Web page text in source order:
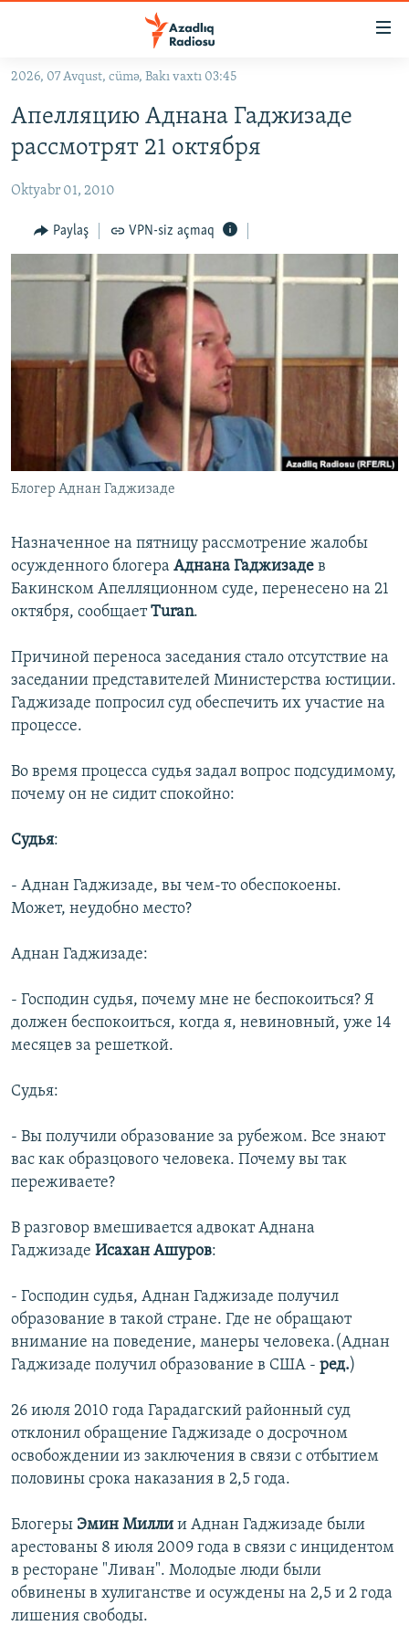
Əsas
qayıt
Əsas
naviqasiyaya
qayıt
KORRUPSIOMETR
#ƏSLINDƏ
FƏRQƏ BAX
VIDEO
FOTOQALEREYA
İNFOQRAFIKA
KARIKATURA
RADIO ARXIV
OXU ZALI
AZƏRBAYCAN ƏDƏBIYYATI KITABXANASI
İSLAM VƏ DEMOKRATIYA
İZ - MƏDƏNIYYƏT PROQRAMI
HAQQIMIZDA
MISSIYAMIZ
PEŞƏ ETIKASI VƏ JURNALISTIKA STANDARTLARIMIZ
MATERIALLARIMIZDAN ISTIFADƏ
XƏBƏR BÜLLETENLƏRIMIZ
BIZI IZLƏ
2026, 07 Avqust, cümə, Bakı vaxtı 03:45
Апелляцию Аднана Гаджизаде
рассмотрят 21 октября
Oktyabr 01, 2010
Paylaş VPN-siz açmaq
Блогер Аднан Гаджизаде
Назначенное на пятницу рассмотрение жалобы
осужденного блогера Аднана Гаджизаде в
Бакинском Апелляционном суде, перенесено на 21
октября, сообщаетTuran.
Причиной переноса заседания стало отсутствие на
заседании представителей Министерства юстиции.
Гаджизаде попросил суд обеспечить их участие на
процессе.
Во время процесса судья задал вопрос подсудимому,
почему он не сидит спокойно:
Судья:
- Аднан Гаджизаде, вы чем-то обеспокоены.
Может, неудобно место?
Аднан Гаджизаде:
- Господин судья, почему мне не беспокоиться? Я
должен беспокоиться, когда я, невиновный, уже 14
месяцев за решеткой.
Судья:
- Вы получили образование за рубежом. Все знают
вас как образцового человека. Почему вы так
переживаете?
В разговор вмешивается адвокат Аднана
Гаджизаде Исахан Ашуров:
- Господин судья, Аднан Гаджизаде получил
образование в такой стране. Где не обращают
внимание на поведение, манеры человека.(Аднан
Гаджизаде получил образование в США - ред.)
26 июля 2010 года Гарадагский районный суд
отклонил обращение Гаджизаде о досрочном
освобождении из заключения в связи с отбытием
половины срока наказания в 2,5 года.
Блогеры Эмин Милли и Аднан Гаджизаде были
арестованы 8 июля 2009 года в связи с инцидентом
в ресторане "Ливан". Молодые люди были
обвинены в хулиганстве и осуждены на 2,5 и 2 года
лишения свободы.